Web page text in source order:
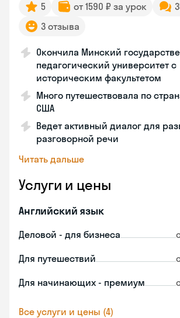
5 от 1590 ₽ за урок
3 отзыва
Окончила Минский
педагогический университет с
историческим факультетом
Много путешествовала по
США
Ведет активный диалог для
разговорной речи
Читать дальше
Услуги и цены
Английский язык
Деловой - для бизнеса
Для путешествий
Для начинающих - премиум
Все услуги и цены (4)